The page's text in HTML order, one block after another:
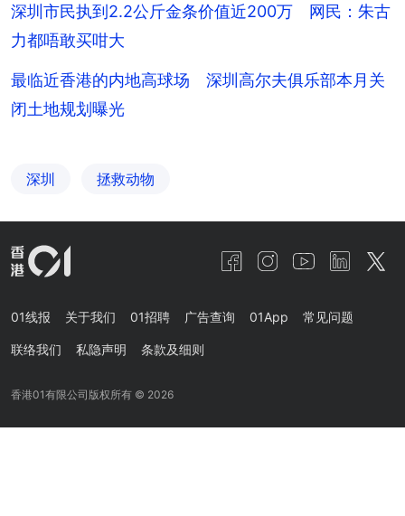
深圳市民执到2.2公斤金条价值近200万 网民：朱古
力都唔敢买咁大
最临近香港的内地高球场 深圳高尔夫俱乐部本月关
闭土地规划曝光
深圳 拯救动物
01线报 关于我们 01招聘 广告查询 01App 常见问题
联络我们 私隐声明 条款及细则
香港01有限公司版权所有 © 2026